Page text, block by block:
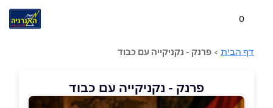
0
דף הבית > פרנק - נקניקייה עם כבוד
פרנק - נקניקייה עם כבוד